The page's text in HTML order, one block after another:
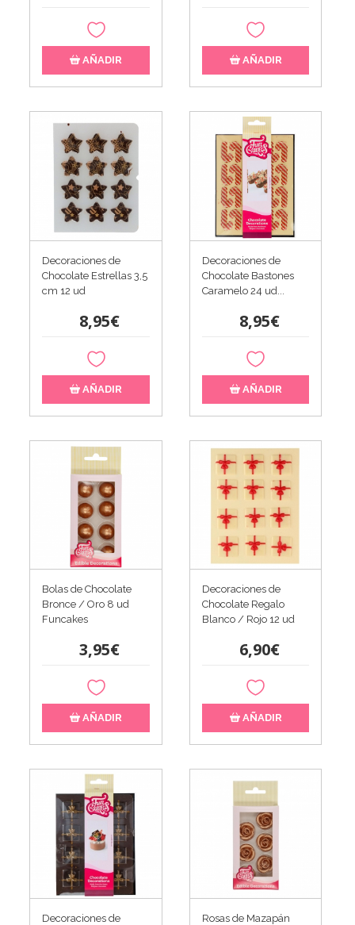
AÑADIR AÑADIR
Decoraciones de
Chocolate Estrellas 3,5
cm 12 ud
8,95€
AÑADIR
Decoraciones de
Chocolate Bastones
Caramelo 24 ud...
8,95€
AÑADIR
Bolas de Chocolate
Bronce / Oro 8 ud
Funcakes
3,95€
AÑADIR
Decoraciones de
Chocolate Regalo
Blanco / Rojo 12 ud
6,90€
AÑADIR
Decoraciones de
Rosas de Mazapán